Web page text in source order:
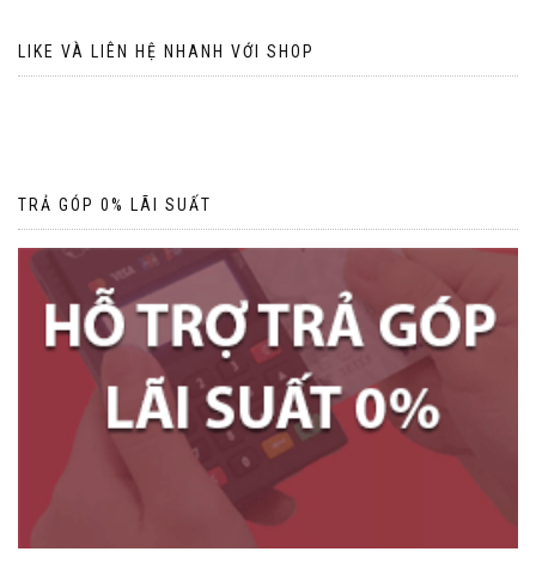
LIKE VÀ LIÊN HỆ NHANH VỚI SHOP
TRẢ GÓP 0% LÃI SUẤT